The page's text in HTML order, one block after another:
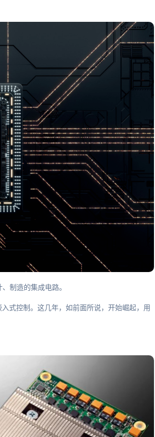
制造的集成电路。
式控制。这几年，如前面所说，开始崛起，用